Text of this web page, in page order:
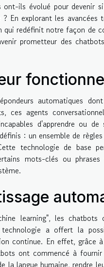
ils évolué pour devenir
explorant les avancées
redéfinit notre façon de
prometteur des
automatiques
ces agents
d'apprendre ou de
: un ensemble de
technologie de base
mots-clés ou
learning", les chatbots
a offert la
continue. En effet, grâce
ont commencé à fournir
la langue humaine, rendre